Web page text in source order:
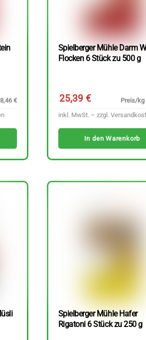
€
Spielberger Mühle Darm
Flocken 6 Stück zu 500 g
25,39€
Preis/kg
inkl. MwSt. – zzgl.
In den Warenkorb
Spielberger Mühle Hafer
Rigatoni 6 Stück zu 250 g